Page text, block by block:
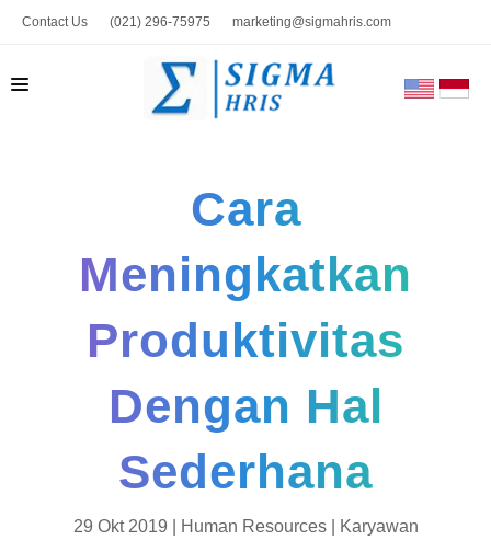
Contact Us (021) 296-75975 marketing@sigmahris.com
HUBUNGI KAMI
Cara
Meningkatkan
Produktivitas
Dengan Hal
Sederhana
29 Okt 2019 | Human Resources| Karyawan